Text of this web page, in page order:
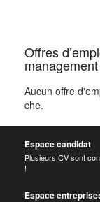
Offres
management
Aucun offre
che.
Espace candidat
Plusieurs CV sont
!
Espace